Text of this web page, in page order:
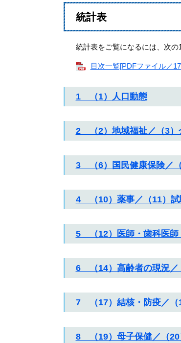
統計表
統計表をご覧になるには、次の
目次一覧[PDFファイル／
1 （1）人口動態
2 （2）地域福祉／（3）
3 （6）国民健康保険／
4 （10）薬事／（11）試
5 （12）医師・歯科医師
6 （14）高齢者の現況／
7 （17）結核・防疫／（
8 （19）母子保健／（20